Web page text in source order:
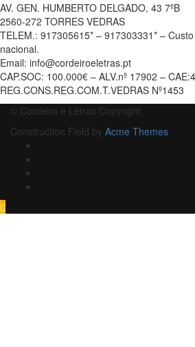
AV. GEN. HUMBERTO DELGADO, 43 7ºB
2560-272 TORRES VEDRAS
TELEM.: 917305615* – 917303331* –
nacional.
Email: info@cordeiroeletras.pt
CAP.SOC: 100.000€ – ALV.nº 17902 –
REG.CONS.REG.COM.T.VEDRAS Nº1453
© Cordeiro e Letras Copyright
Construction Field by Acme Themes